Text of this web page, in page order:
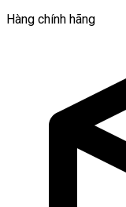
Hàng chính hãng